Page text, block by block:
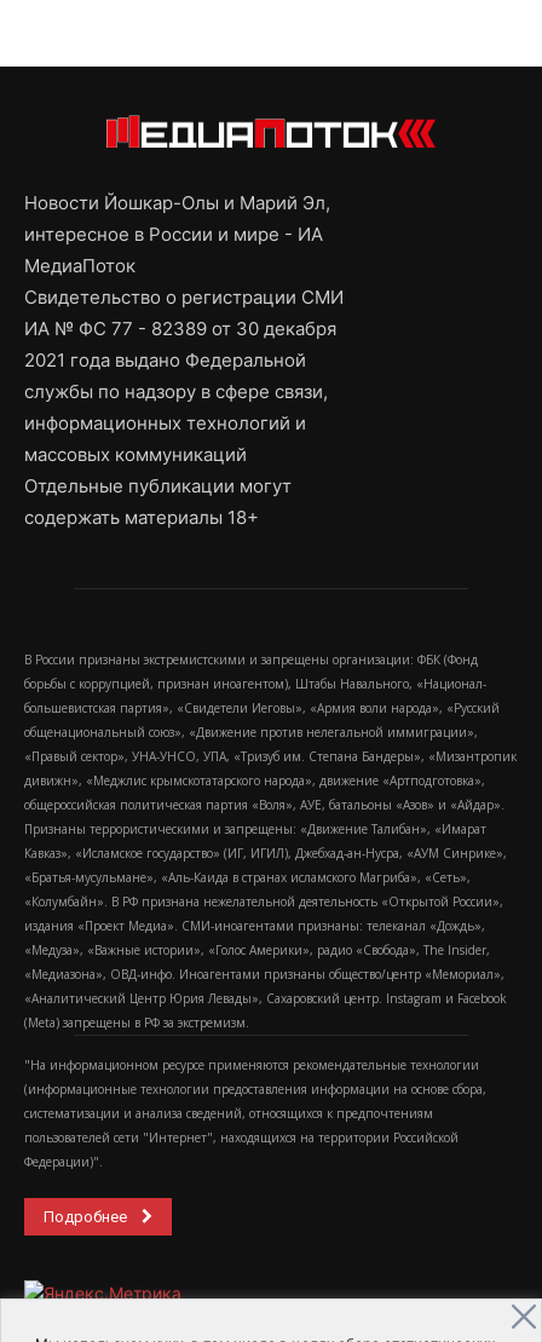
Новости Йошкар-Олы и Марий Эл,
интересное в России и мире - ИА
МедиаПоток
Свидетельство о регистрации СМИ
ИА № ФС 77 - 82389 от 30 декабря
2021 года выдано Федеральной
службы по надзору в сфере связи,
информационных технологий и
массовых коммуникаций
Отдельные публикации могут
содержать материалы 18+
В России признаны экстремистскими и запрещены организации: ФБК (Фонд
борьбы с коррупцией, признан иноагентом), Штабы Навального, «Национал-
большевистская партия», «Свидетели Иеговы», «Армия воли народа», «Русский
общенациональный союз», «Движение против нелегальной иммиграции»,
«Правый сектор», УНА-УНСО, УПА, «Тризуб им. Степана Бандеры», «Мизантропик
дивижн», «Меджлис крымскотатарского народа», движение «Артподготовка»,
общероссийская политическая партия «Воля», АУЕ, батальоны «Азов» и «Айдар».
Признаны террористическими и запрещены: «Движение Талибан», «Имарат
Кавказ», «Исламское государство» (ИГ, ИГИЛ), Джебхад-ан-Нусра, «АУМ Синрике»,
«Братья-мусульмане», «Аль-Каида в странах исламского Магриба», «Сеть»,
«Колумбайн». В РФ признана нежелательной деятельность «Открытой России»,
издания «Проект Медиа». СМИ-иноагентами признаны: телеканал «Дождь»,
«Медуза», «Важные истории», «Голос Америки», радио «Свобода», The Insider,
«Медиазона», ОВД-инфо. Иноагентами признаны общество/центр «Мемориал»,
«Аналитический Центр Юрия Левады», Сахаровский центр. Instagram и Facebook
(Metа) запрещены в РФ за экстремизм.
"На информационном ресурсе применяются рекомендательные технологии
(информационные технологии предоставления информации на основе сбора,
систематизации и анализа сведений, относящихся к предпочтениям
пользователей сети "Интернет", находящихся на территории Российской
Федерации)".
Подробнее